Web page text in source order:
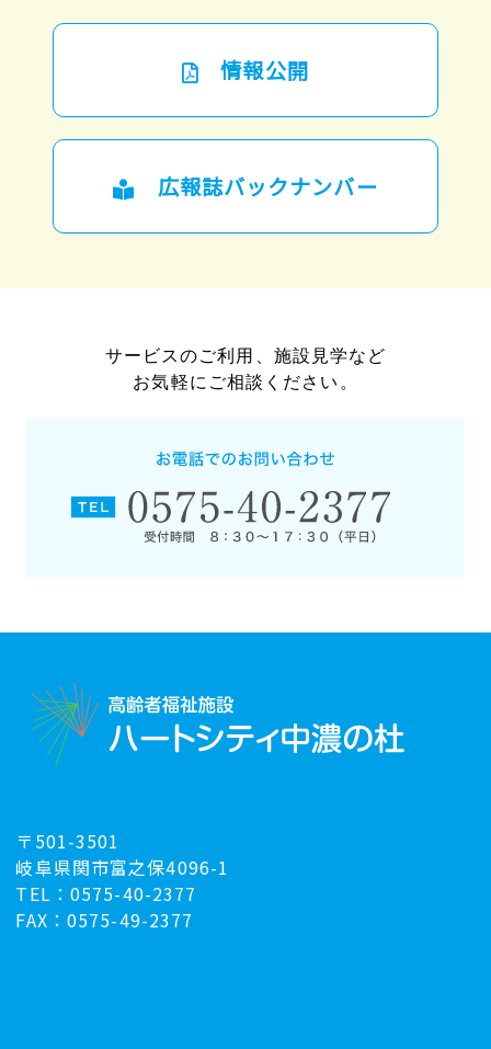
情報公開
広報誌バックナンバー
サービスのご利用、施設見学など
お気軽にご相談ください。
〒501-3501
岐阜県関市富之保4096-1
TEL：0575-40-2377
FAX：0575-49-2377